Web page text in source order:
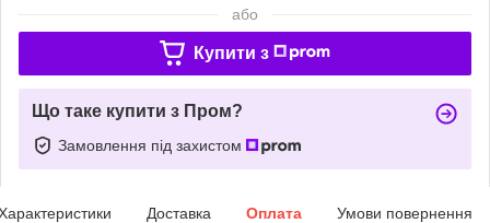
або
Купити з
Що таке купити з Пром?
Замовлення під захистом
Доставка Оплата Умови повернення